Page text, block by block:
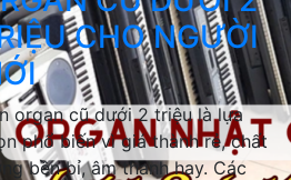
CHO NGƯỜI
organ cũ dưới 2 triệu là lựa
phổ biến vì giá thành rẻ, chất
bền bỉ, âm thanh hay. Các